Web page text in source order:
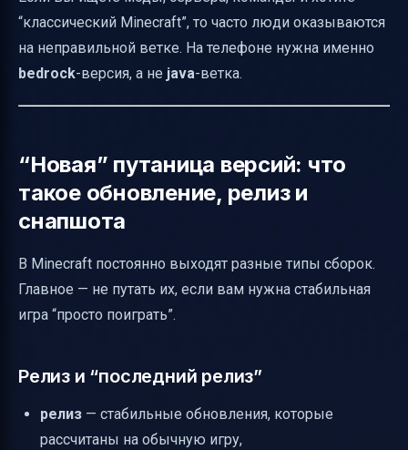
“классический Minecraft”, то часто люди оказываются
на неправильной ветке. На телефоне нужна именно
bedrock-версия, а не java-ветка.
“Новая” путаница версий: что
такое обновление, релиз и
снапшота
В Minecraft постоянно выходят разные типы сборок.
Главное — не путать их, если вам нужна стабильная
игра “просто поиграть”.
Релиз и “последний релиз”
релиз — стабильные обновления, которые
рассчитаны на обычную игру,